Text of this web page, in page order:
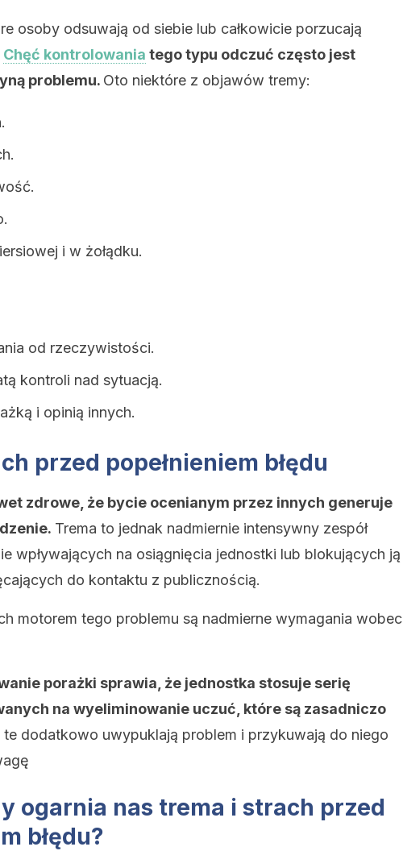
osoby odsuwają od siebie lub całkowicie porzucają
Chęć kontrolowania tego typu odczuć często jest
problemu. Oto niektóre z objawów tremy:
i w żołądku.
od rzeczywistości.
kontroli nad sytuacją.
i opinią innych.
przed popełnieniem błędu
zdrowe, że bycie ocenianym przez innych generuje
Trema to jednak nadmiernie intensywny zespół
wpływających na osiągnięcia jednostki lub blokujących ją
do kontaktu z publicznością.
motorem tego problemu są nadmierne wymagania wobec
porażki sprawia, że jednostka stosuje serię
na wyeliminowanie uczuć, które są zasadniczo
te dodatkowo uwypuklają problem i przykuwają do niego
ogarnia nas trema i strach przed
błędu?